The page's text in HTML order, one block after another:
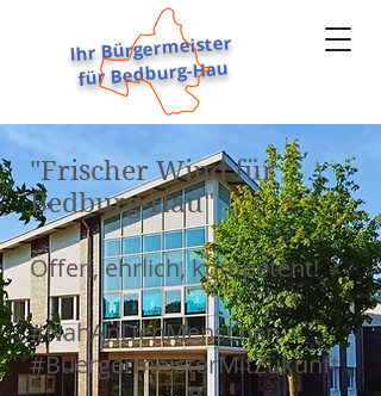
Ihr Bürgermeister
für Bedburg-Hau
STEPHAN REINDERS
"Frischer Wind für
Bedburg-Hau"
Offen, ehrlich, kompetent!
#NahAnDenMenschen
#BuergermeisterMitZukunft